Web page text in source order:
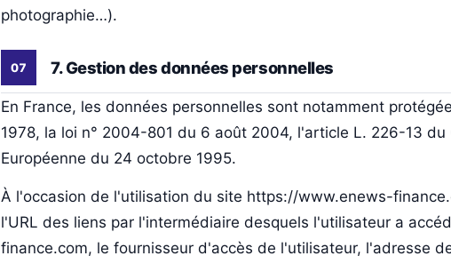
photographie…).
7. Gestion des données personnelles
En France, les données personnelles sont notamment
1978, la loi n° 2004-801 du 6 août 2004, l'article L. 226-13 du
Européenne du 24 octobre 1995.
À l'occasion de l'utilisation du site https://www.enews-
l'URL des liens par l'intermédiaire desquels l'utilisateur a
finance.com, le fournisseur d'accès de l'utilisateur, l'adresse